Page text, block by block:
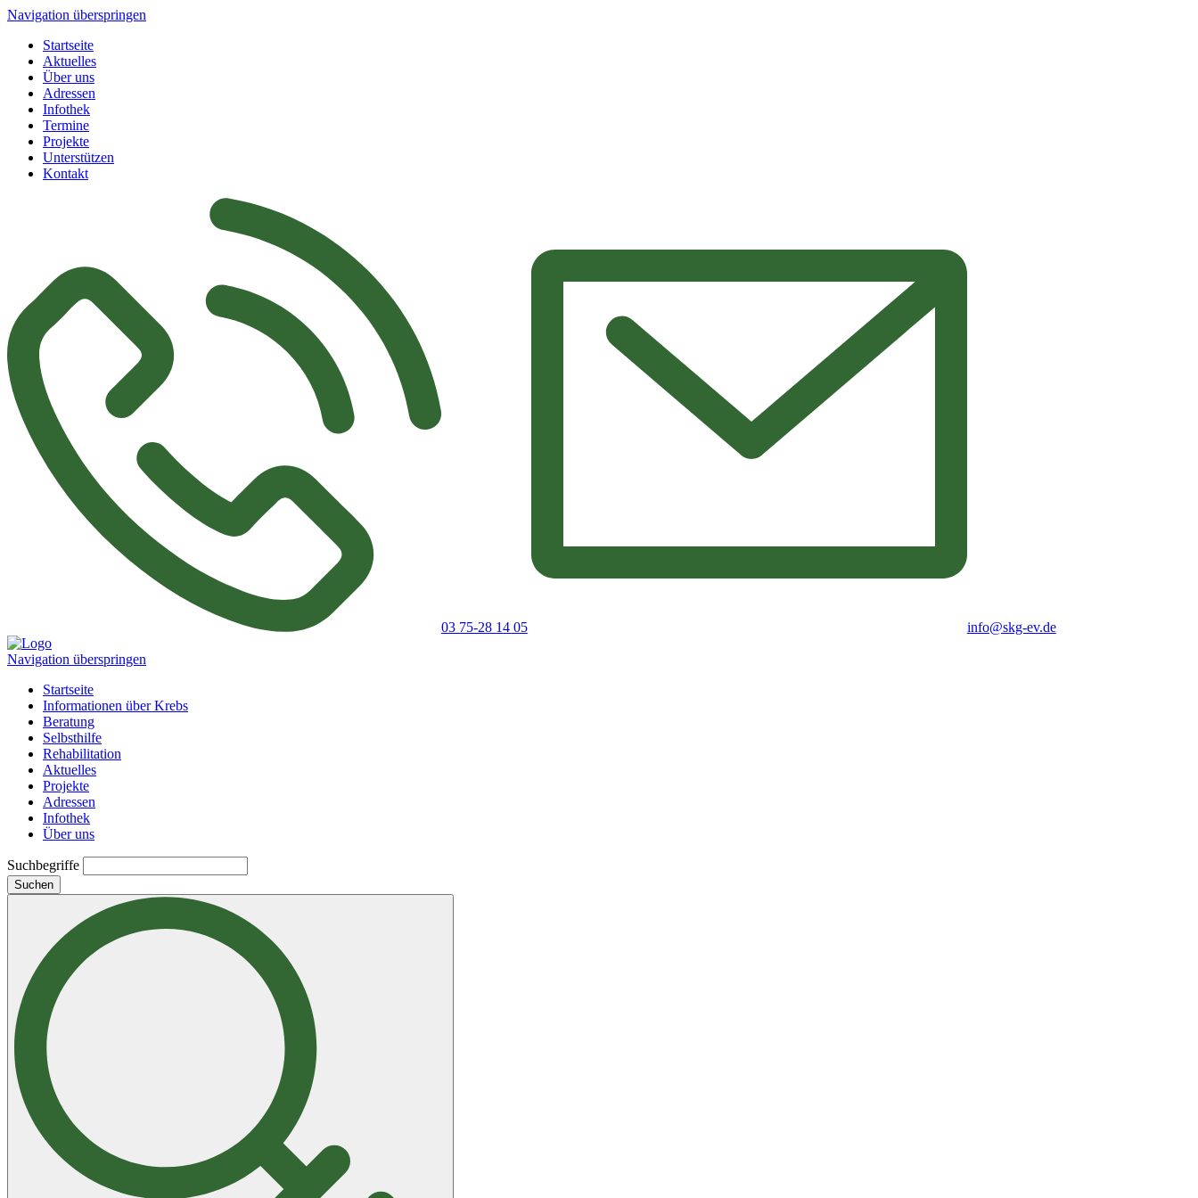
Navigation überspringen
Startseite
Aktuelles
Über uns
Adressen
Infothek
Termine
Projekte
Unterstützen
Kontakt
03 75-28 14 05 info@skg-ev.de
Navigation überspringen
Startseite
Informationen über Krebs
Beratung
Selbsthilfe
Rehabilitation
Aktuelles
Projekte
Adressen
Infothek
Über uns
Suchbegriffe
Suchen